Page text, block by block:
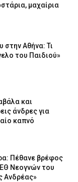
μαχαίρια
στην Αθήνα: Τι
του Παιδιού»
και
άνδρες για
καπνό
Πέθανε βρέφος
Νεογνών του
Ανδρέας»